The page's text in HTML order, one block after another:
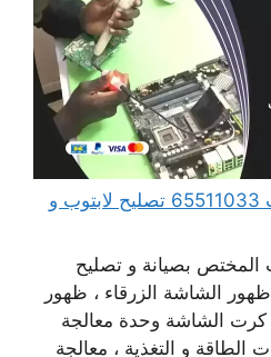
مهندس كمبيوتر النويصيب 65511033 تصليح لابتوب و
المختص بصيانة و تصليح
الشاشة الزرقاء ، ظهور
كرت الشاشة وحدة معالجة
و التغذية ، معالجة